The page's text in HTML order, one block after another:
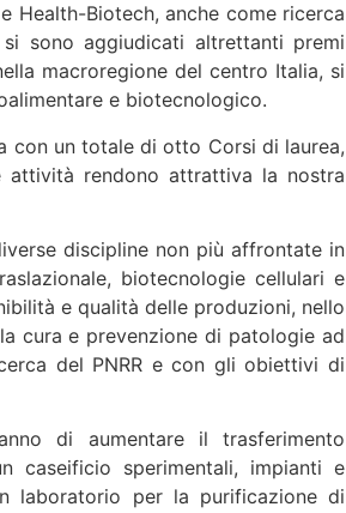
Health-Biotech, anche come ricerca
sono aggiudicati altrettanti premi
macroregione del centro Italia, si
e biotecnologico.
con un totale di otto Corsi di laurea,
rendono attrattiva la nostra
discipline non più affrontate in
biotecnologie cellulari e
e qualità delle produzioni, nello
cura e prevenzione di patologie ad
del PNRR e con gli obiettivi di
di aumentare il trasferimento
sperimentali, impianti e
laboratorio per la purificazione di